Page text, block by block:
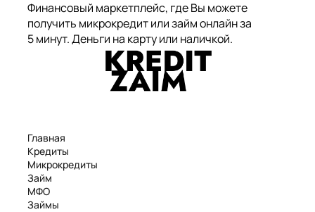
Финансовый маркетплейс, где Вы можете
получить микрокредит или займ онлайн за
5 минут. Деньги на карту или наличкой.
Главная
Кредиты
Микрокредиты
Займ
МФО
Займы